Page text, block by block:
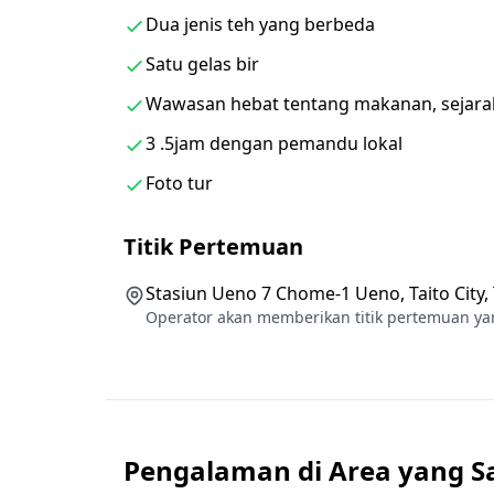
menjual segala sesuatu mulai dari makanan
・Lewati Gaado Shita
Area di bawah rel kereta api layang. Ini
girder".
・Lewati Taman Ueno
Taman umum yang luas di distrik Ueno di
・Lewati Kuil Ueno Toshogu
didedikasikan pada tahun 1627 untuk
1616), pendiri Keshogunan Tokugawa.
◆Info Tambahan
Dua jenis teh yang berbeda
Satu gelas bir
Wawasan hebat tentang makanan,
3 .5jam dengan pemandu lokal
Foto tur
Titik Pertemuan
Stasiun Ueno 7 Chome-1 Ueno, Taito City,
Operator akan memberikan titik pertemuan
Pengalaman di Area yang